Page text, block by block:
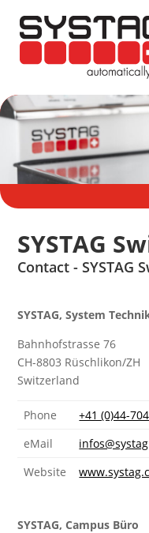
SYSTAG
Contact - SYSTAG
SYSTAG, System
Bahnhofstrasse 76
CH-8803 Rüschlikon/ZH
Switzerland
Phone
+41 (0)44-
eMail
Website
SYSTAG, Campus Büro